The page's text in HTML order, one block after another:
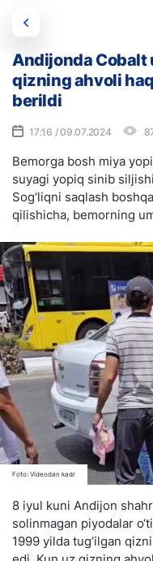
Andijonda Cobalt
qizning ahvoli
berildi
17:16 / 09.07.2024
Bemorga bosh miya
suyagi yopiq sinib
Sog‘liqni saqlash
qilishicha, bemorning
Foto: Videodan kadr
8 iyul kuni Andijon
solinmagan piyodalar
1999 yilda tug‘ilgan